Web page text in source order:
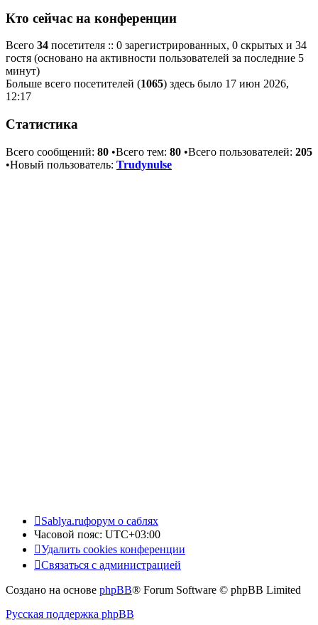
Кто сейчас на конференции
Всего 34 посетителя :: 0 зарегистрированных, 0 скрытых и 34
гостя (основано на активности пользователей за последние 5
минут)
Больше всего посетителей (1065) здесь было 17 июн 2026,
12:17
Статистика
Всего сообщений: 80 •Всего тем: 80 •Всего пользователей: 205
•Новый пользователь: Trudynulse
Sablya.ruфорум о саблях
Часовой пояс: UTC+03:00
Удалить cookies конференции
Связаться с администрацией
Создано на основе phpBB® Forum Software © phpBB Limited
Русская поддержка phpBB